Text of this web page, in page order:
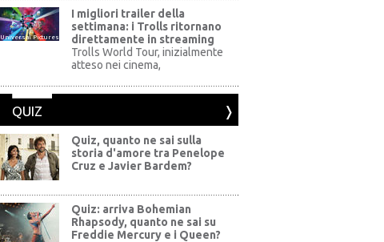
Universal Pictures
I migliori trailer della
settimana: i Trolls ritornano
direttamente in streaming
Trolls World Tour, inizialmente
atteso nei cinema,
QUIZ
Quiz, quanto ne sai sulla
storia d'amore tra Penelope
Cruz e Javier Bardem?
Quiz: arriva Bohemian
Rhapsody, quanto ne sai su
Freddie Mercury e i Queen?